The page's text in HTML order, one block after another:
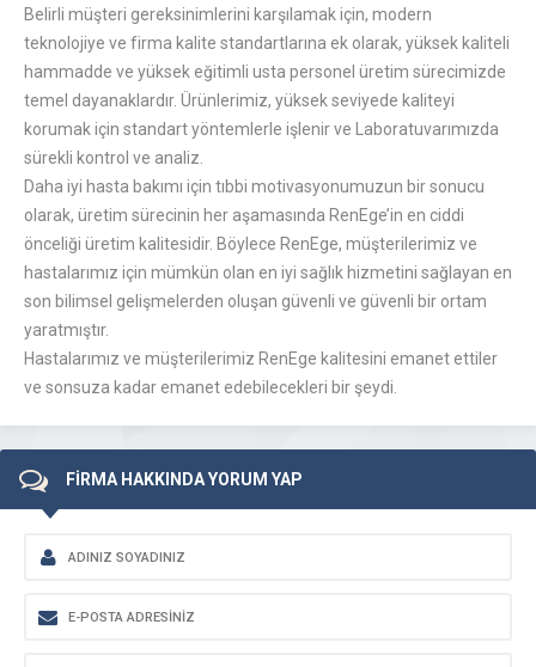
Belirli müşteri gereksinimlerini karşılamak için, modern
teknolojiye ve firma kalite standartlarına ek olarak, yüksek kaliteli
hammadde ve yüksek eğitimli usta personel üretim sürecimizde
temel dayanaklardır. Ürünlerimiz, yüksek seviyede kaliteyi
korumak için standart yöntemlerle işlenir ve Laboratuvarımızda
sürekli kontrol ve analiz.
Daha iyi hasta bakımı için tıbbi motivasyonumuzun bir sonucu
olarak, üretim sürecinin her aşamasında RenEge’in en ciddi
önceliği üretim kalitesidir. Böylece RenEge, müşterilerimiz ve
hastalarımız için mümkün olan en iyi sağlık hizmetini sağlayan en
son bilimsel gelişmelerden oluşan güvenli ve güvenli bir ortam
yaratmıştır.
Hastalarımız ve müşterilerimiz RenEge kalitesini emanet ettiler
ve sonsuza kadar emanet edebilecekleri bir şeydi.
FİRMA HAKKINDA YORUM YAP